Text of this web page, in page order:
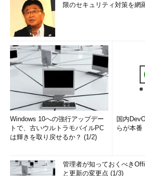
限のセキュリティ対策を網
Windows 10への強行アップデー
トで、古いウルトラモバイルPC
は輝きを取り戻せるか？ (1/2)
国内
らが本番
管理者が知っておくべき
と更新の変更点 (1/3)